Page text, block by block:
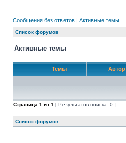
Сообщения без ответов | Активные темы
Список форумов
Активные темы
Темы Автор
Страница 1 из 1 [ Результатов поиска: 0 ]
Список форумов